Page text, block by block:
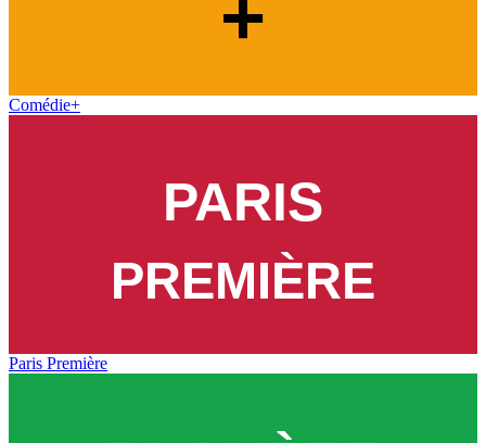
Comédie+
Paris Première